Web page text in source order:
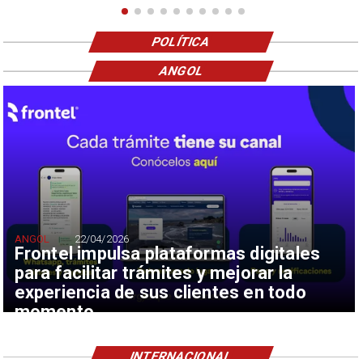
POLÍTICA
Frontel impulsa plataformas digitales
para facilitar trámites y mejorar la
experiencia de sus clientes en todo
momento
ANGOL 22/04/2026
ANGOL